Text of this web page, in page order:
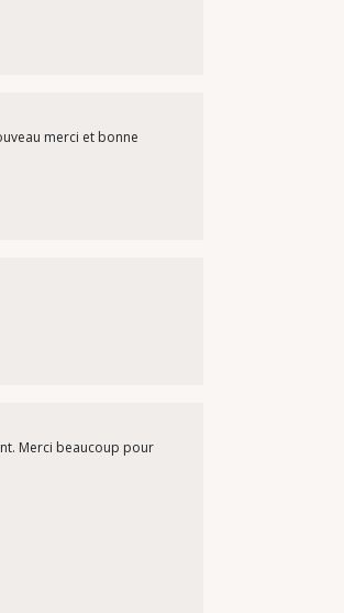
merci et bonne
Merci beaucoup pour